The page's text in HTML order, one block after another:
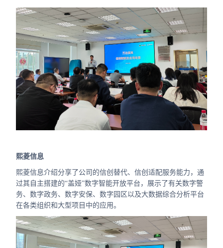
熙菱信息
熙菱信息介绍分享了公司的信创替代、信创适配服务能力，通
过其自主搭建的“盖娅”数字智能开放平台，展示了有关数字警
务、数字政务、数字安保、数字园区以及大数据综合分析平台
在各类组织和大型项目中的应用。